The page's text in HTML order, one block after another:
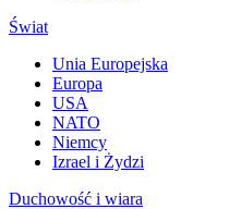
Świat
Unia Europejska
Europa
USA
NATO
Niemcy
Izrael i Żydzi
Duchowość i wiara